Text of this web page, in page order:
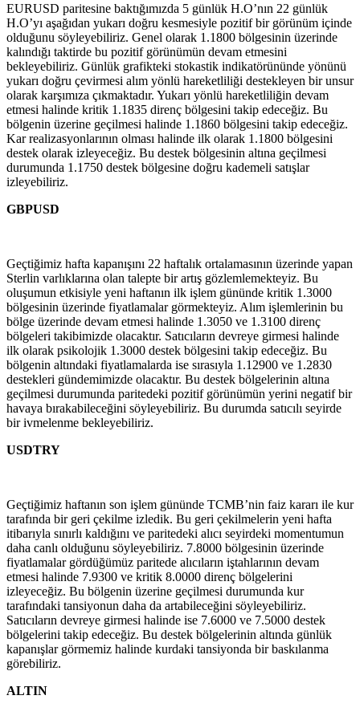
EURUSD paritesine baktığımızda 5 günlük H.O’nın 22 günlük
H.O’yı aşağıdan yukarı doğru kesmesiyle pozitif bir görünüm içinde
olduğunu söyleyebiliriz. Genel olarak 1.1800 bölgesinin üzerinde
kalındığı taktirde bu pozitif görünümün devam etmesini
bekleyebiliriz. Günlük grafikteki stokastik indikatörününde yönünü
yukarı doğru çevirmesi alım yönlü hareketliliği destekleyen bir unsur
olarak karşımıza çıkmaktadır. Yukarı yönlü hareketliliğin devam
etmesi halinde kritik 1.1835 direnç bölgesini takip edeceğiz. Bu
bölgenin üzerine geçilmesi halinde 1.1860 bölgesini takip edeceğiz.
Kar realizasyonlarının olması halinde ilk olarak 1.1800 bölgesini
destek olarak izleyeceğiz. Bu destek bölgesinin altına geçilmesi
durumunda 1.1750 destek bölgesine doğru kademeli satışlar
izleyebiliriz.
GBPUSD
Geçtiğimiz hafta kapanışını 22 haftalık ortalamasının üzerinde yapan
Sterlin varlıklarına olan talepte bir artış gözlemlemekteyiz. Bu
oluşumun etkisiyle yeni haftanın ilk işlem gününde kritik 1.3000
bölgesinin üzerinde fiyatlamalar görmekteyiz. Alım işlemlerinin bu
bölge üzerinde devam etmesi halinde 1.3050 ve 1.3100 direnç
bölgeleri takibimizde olacaktır. Satıcıların devreye girmesi halinde
ilk olarak psikolojik 1.3000 destek bölgesini takip edeceğiz. Bu
bölgenin altındaki fiyatlamalarda ise sırasıyla 1.12900 ve 1.2830
destekleri gündemimizde olacaktır. Bu destek bölgelerinin altına
geçilmesi durumunda paritedeki pozitif görünümün yerini negatif bir
havaya bırakabileceğini söyleyebiliriz. Bu durumda satıcılı seyirde
bir ivmelenme bekleyebiliriz.
USDTRY
Geçtiğimiz haftanın son işlem gününde TCMB’nin faiz kararı ile kur
tarafında bir geri çekilme izledik. Bu geri çekilmelerin yeni hafta
itibarıyla sınırlı kaldığını ve paritedeki alıcı seyirdeki momentumun
daha canlı olduğunu söyleyebiliriz. 7.8000 bölgesinin üzerinde
fiyatlamalar gördüğümüz paritede alıcıların iştahlarının devam
etmesi halinde 7.9300 ve kritik 8.0000 direnç bölgelerini
izleyeceğiz. Bu bölgenin üzerine geçilmesi durumunda kur
tarafındaki tansiyonun daha da artabileceğini söyleyebiliriz.
Satıcıların devreye girmesi halinde ise 7.6000 ve 7.5000 destek
bölgelerini takip edeceğiz. Bu destek bölgelerinin altında günlük
kapanışlar görmemiz halinde kurdaki tansiyonda bir baskılanma
görebiliriz.
ALTIN